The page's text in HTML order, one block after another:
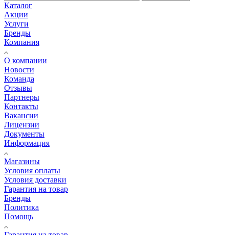
Каталог
Акции
Услуги
Бренды
Компания
О компании
Новости
Команда
Отзывы
Партнеры
Контакты
Вакансии
Лицензии
Документы
Информация
Магазины
Условия оплаты
Условия доставки
Гарантия на товар
Бренды
Политика
Помощь